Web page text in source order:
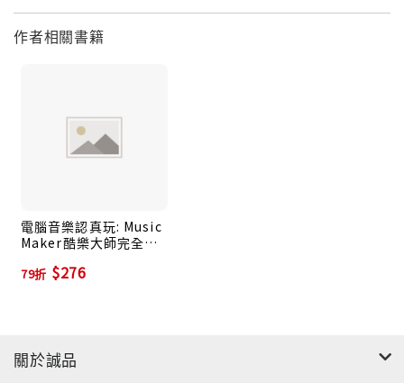
作者相關書籍
電腦音樂認真玩: Music
Maker酷樂大師完全征
79折 $276
關於誠品